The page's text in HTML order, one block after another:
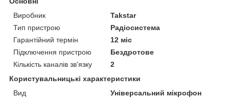
Виробник
Takstar
Тип пристрою
Радіосистема
Гарантійний термін
12 міс
Підключення пристрою
Бездротове
Кількість каналів зв'язку
2
Користувальницькі характеристики
Вид
Універсальний мікрофон